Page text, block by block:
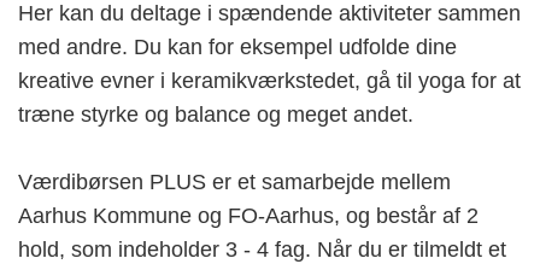
Her kan du deltage i spændende aktiviteter sammen
med andre. Du kan for eksempel udfolde dine
kreative evner i keramikværkstedet, gå til yoga for at
træne styrke og balance og meget andet.
Værdibørsen PLUS er et samarbejde mellem
Aarhus Kommune og FO-Aarhus, og består af 2
hold, som indeholder 3 - 4 fag. Når du er tilmeldt et